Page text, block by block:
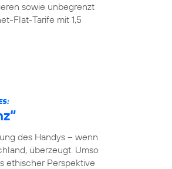
sowie unbegrenzt
Flat-Tarife mit 1,5
des Handys – wenn
überzeugt. Umso
ethischer Perspektive